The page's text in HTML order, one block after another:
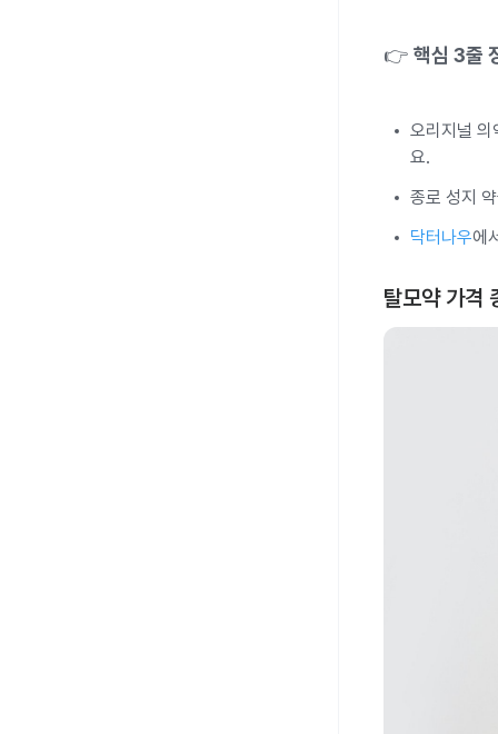
👉 핵심 3줄
오리지널
요.
종로 성지
닥터나우에
탈모약 가격